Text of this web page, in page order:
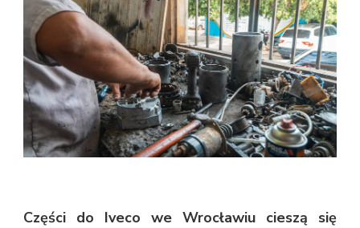
Części do Iveco we Wrocławiu cieszą się